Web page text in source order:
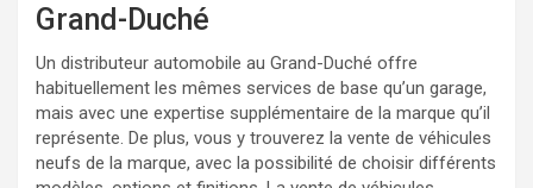
Grand-Duché
Un distributeur automobile au Grand-Duché offre
habituellement les mêmes services de base qu’un garage,
mais avec une expertise supplémentaire de la marque qu’il
représente. De plus, vous y trouverez la vente de véhicules
neufs de la marque, avec la possibilité de choisir différents